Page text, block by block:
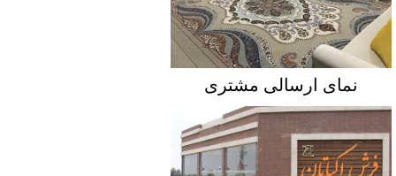
نمای ارسالی مشتری